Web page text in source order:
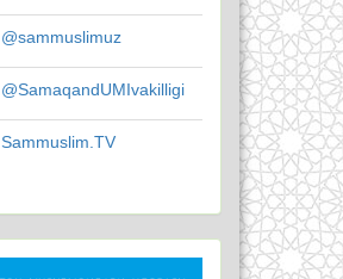
@sammuslimuz
@SamaqandUMIvakilligi
Sammuslim.TV